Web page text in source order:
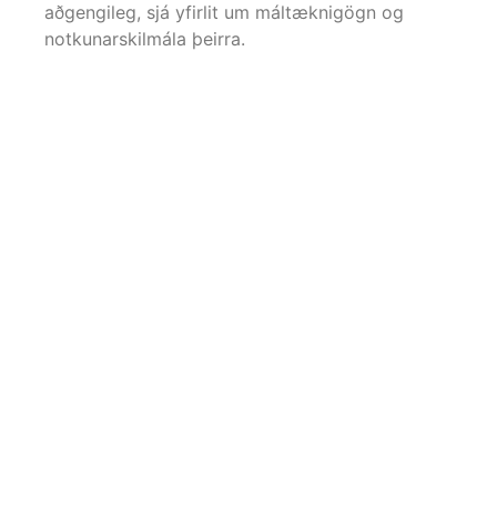
aðgengileg, sjá yfirlit um máltæknigögn og
notkunarskilmála þeirra.